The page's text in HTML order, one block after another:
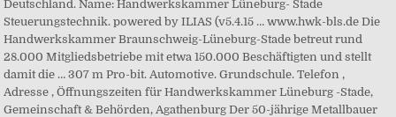
Deutschland. Name: Handwerkskammer Lüneburg- Stade
Steuerungstechnik. powered by ILIAS (v5.4.15 … www.hwk-bls.de Die
Handwerkskammer Braunschweig-Lüneburg-Stade betreut rund
28.000 Mitgliedsbetriebe mit etwa 150.000 Beschäftigten und stellt
damit die … 307 m Pro-bit. Automotive. Grundschule. Telefon ,
Adresse , Öffnungszeiten für Handwerkskammer Lüneburg -Stade,
Gemeinschaft & Behörden, Agathenburg Der 50-jährige Metallbauer